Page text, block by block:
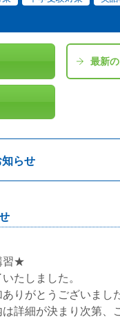
最新
らせ
習★
たしました。
りがとうございまし
詳細が決まり次第、